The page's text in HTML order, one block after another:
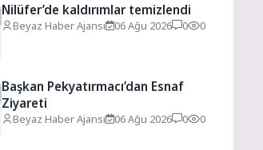
Nilüfer’de kaldırımlar temizlendi
Beyaz Haber Ajansı 06 Ağu 2026 0 0
Başkan Pekyatırmacı’dan Esnaf
Ziyareti
Beyaz Haber Ajansı 06 Ağu 2026 0 0